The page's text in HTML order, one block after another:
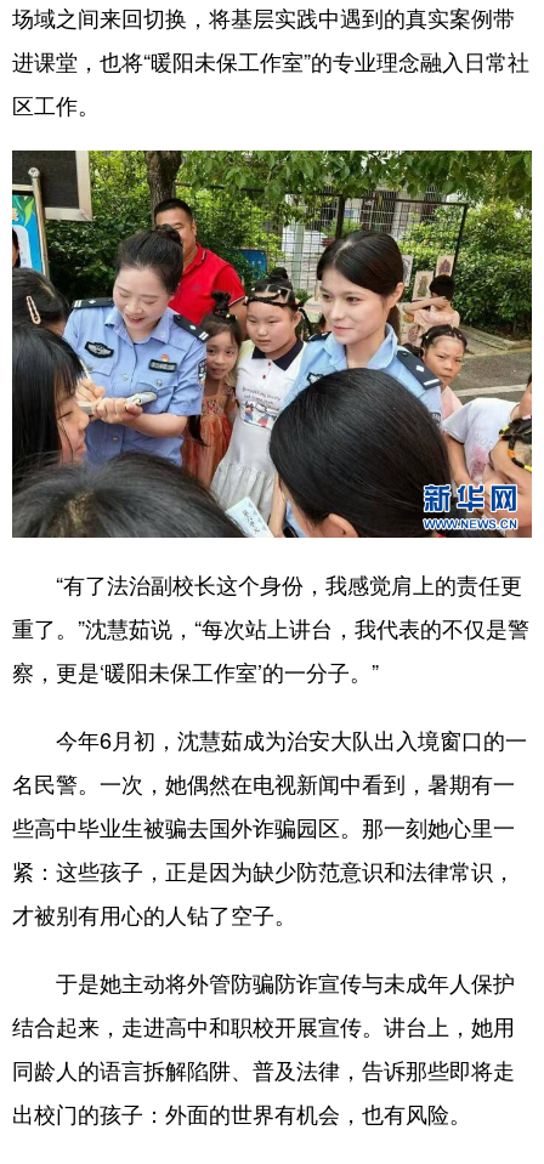
场域之间来回切换，将基层实践中遇到的真实案例带
进课堂，也将“暖阳未保工作室”的专业理念融入日常社
区工作。
“有了法治副校长这个身份，我感觉肩上的责任更
重了。”沈慧茹说，“每次站上讲台，我代表的不仅是警
察，更是‘暖阳未保工作室’的一分子。”
今年6月初，沈慧茹成为治安大队出入境窗口的一
名民警。一次，她偶然在电视新闻中看到，暑期有一
些高中毕业生被骗去国外诈骗园区。那一刻她心里一
紧：这些孩子，正是因为缺少防范意识和法律常识，
才被别有用心的人钻了空子。
于是她主动将外管防骗防诈宣传与未成年人保护
结合起来，走进高中和职校开展宣传。讲台上，她用
同龄人的语言拆解陷阱、普及法律，告诉那些即将走
出校门的孩子：外面的世界有机会，也有风险。